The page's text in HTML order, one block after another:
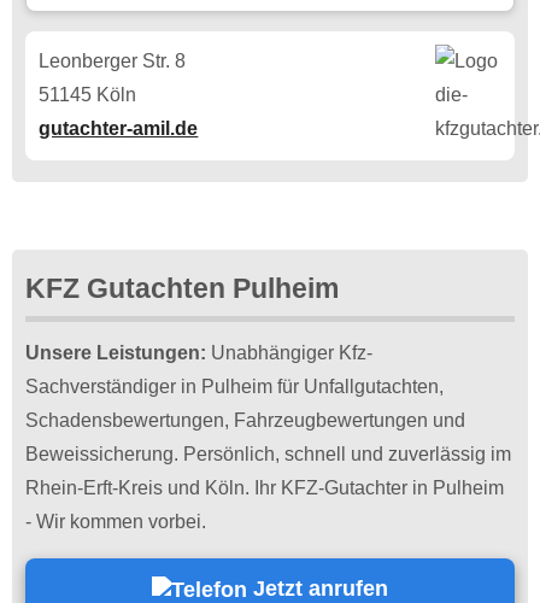
Leonberger Str. 8
51145 Köln
gutachter-amil.de
KFZ Gutachten Pulheim
Unsere Leistungen: Unabhängiger Kfz-
Sachverständiger in Pulheim für Unfallgutachten,
Schadensbewertungen, Fahrzeugbewertungen und
Beweissicherung. Persönlich, schnell und zuverlässig im
Rhein-Erft-Kreis und Köln. Ihr KFZ-Gutachter in Pulheim
- Wir kommen vorbei.
Jetzt anrufen